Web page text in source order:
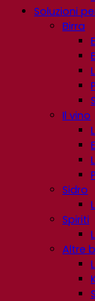
Soluzioni
Birra
Il vino
Sidro
Spiriti
Altre